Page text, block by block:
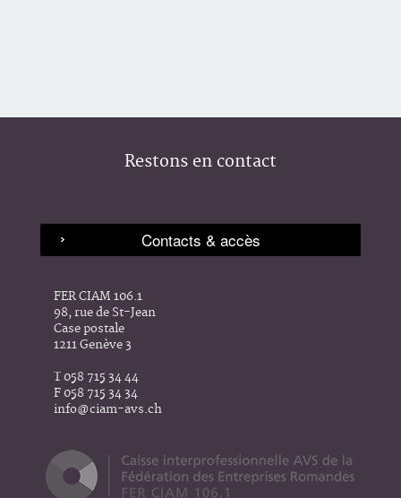
Restons en contact
FER CIAM 106.1
98, rue de St-Jean
Case postale
1211 Genève 3
T 058 715 34 44
F 058 715 34 34
info@ciam-avs.ch